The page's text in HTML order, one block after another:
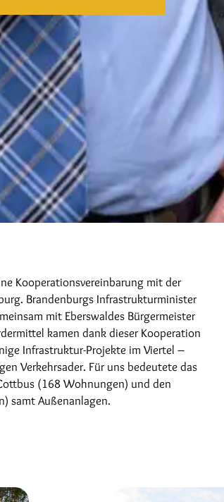
Kooperationsvereinbarung mit der
Brandenburgs Infrastrukturminister
mit Eberswaldes Bürgermeister
kamen dank dieser Kooperation
Infrastruktur-Projekte im Viertel –
Verkehrsader. Für uns bedeutete das
(168 Wohnungen) und den
samt Außenanlagen.